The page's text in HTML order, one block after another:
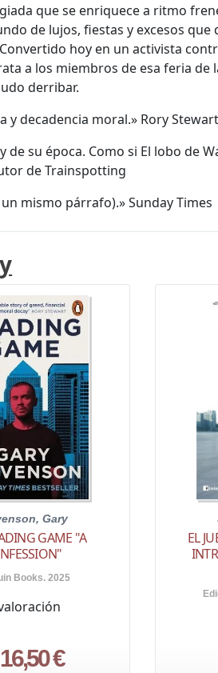
que se enriquece a ritmo
de lujos, fiestas y excesos que
hoy en un activista
a los miembros de esa feria de
derribar.
y decadencia moral.» Rory Stewart
su época. Como si El lobo de
de Trainspotting
mismo párrafo).» Sunday Times
Gary
GAME "A
Books. 2025
16,50 €
EL